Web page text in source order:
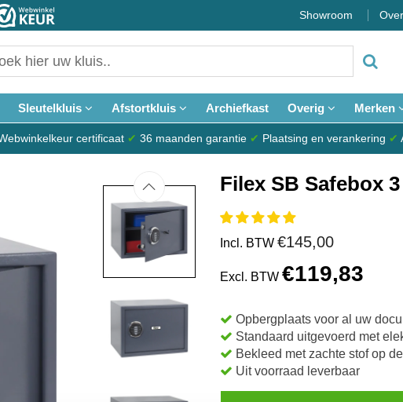
Showroom
Sleutelkluis Afstortkluis Archiefkast Overig Merken
certificaat ✔ 36 maanden garantie ✔ Plaatsing en verankering ✔
Filex SB Safebox
Incl. BTW €145,00
Excl. BTW €119,83
Opbergplaats voor al uw
Standaard uitgevoerd met
Bekleed met zachte stof op
Uit voorraad leverbaar